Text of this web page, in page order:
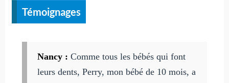
Témoignages
Nancy : Comme tous les bébés qui font
leurs dents, Perry, mon bébé de 10 mois, a